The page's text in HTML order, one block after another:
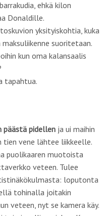
pidellen
tien vene lähtee liikkeelle.
puolikaaren muotoista
veteen. Tulee
loputonta
tohinalla joitakin
veteen, nyt se kamera käy.
jakso. Kun
toisilleen. Sitten
hyppäävät laidan yli
kalat kädessään.